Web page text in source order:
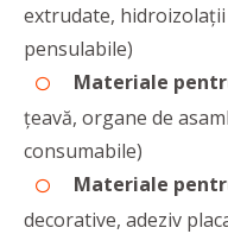
extrudate,
pensulabile)
Materiale
țeavă, organe de
consumabile)
Materiale
decorative, adeziv